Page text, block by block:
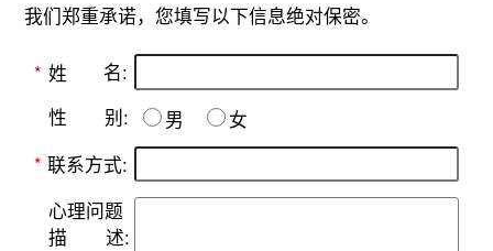
我们郑重承诺，您填写以下信息绝对保密。
* 姓 名:
性 别: 男
女
* 联系方式:
心理问题
描
述: